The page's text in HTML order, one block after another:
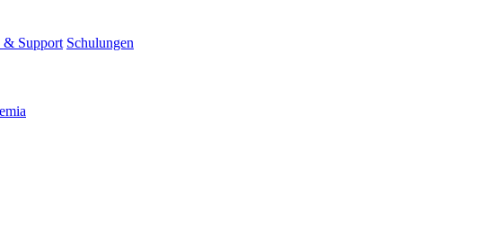
& Support Schulungen